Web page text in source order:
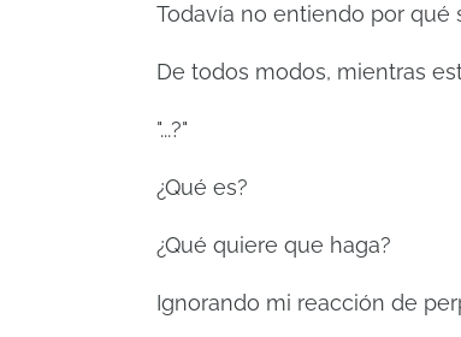
Todavía no entiendo por qué
De todos modos, mientras
"...?"
¿Qué es?
¿Qué quiere que haga?
Ignorando mi reacción de